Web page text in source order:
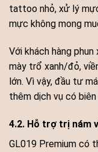
tattoo nhỏ, xử lý
mực không mong
Với khách hàng
mày trổ xanh/đỏ,
lớn. Vì vậy, đầu tư
thêm dịch vụ có
4.2. Hỗ trợ trị nám
GL019 Premium có